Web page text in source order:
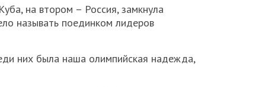
на втором – Россия, замкнула
называть поединком лидеров
них была наша олимпийская надежда,